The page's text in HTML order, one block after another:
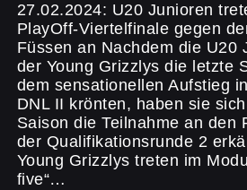
27.02.2024: U20 Junioren
PlayOff-Viertel­fi­nale gegen
Füssen an Nachdem die U20
der Young Grizzlys die letzte
dem sensa­tio­nellen Aufstieg
DNL II krönten, haben sie
Saison die Teilnahme an den
der Quali­fi­ka­ti­ons­runde 2
Young Grizzlys treten im
five“…